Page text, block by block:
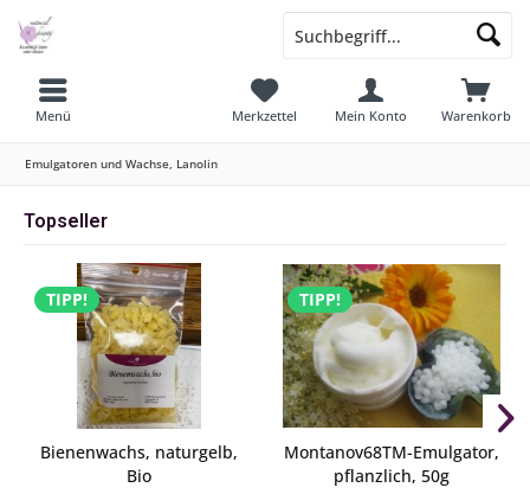
Menü Warenkorb
Merkzettel Mein Konto
Emulgatoren und Wachse, Lanolin
Topseller
TIPP!
Bienenwachs, naturgelb,
Bio
TIPP!
Montanov68TM-Emulgator,
pflanzlich, 50g